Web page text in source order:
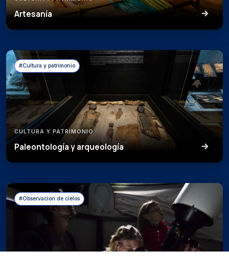
Artesanía
#Cultura y patrimonio
CULTURA Y PATRIMONIO
Paleontología y arqueología
#Observación de cielos